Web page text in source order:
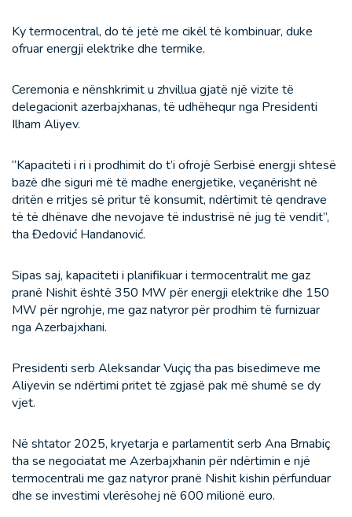
Ky termocentral, do të jetë me cikël të kombinuar, duke
ofruar energji elektrike dhe termike.
Ceremonia e nënshkrimit u zhvillua gjatë një vizite të
delegacionit azerbajxhanas, të udhëhequr nga Presidenti
Ilham Aliyev.
“Kapaciteti i ri i prodhimit do t’i ofrojë Serbisë energji shtesë
bazë dhe siguri më të madhe energjetike, veçanërisht në
dritën e rritjes së pritur të konsumit, ndërtimit të qendrave
të të dhënave dhe nevojave të industrisë në jug të vendit”,
tha Đedović Handanović.
Sipas saj, kapaciteti i planifikuar i termocentralit me gaz
pranë Nishit është 350 MW për energji elektrike dhe 150
MW për ngrohje, me gaz natyror për prodhim të furnizuar
nga Azerbajxhani.
Presidenti serb Aleksandar Vuçiç tha pas bisedimeve me
Aliyevin se ndërtimi pritet të zgjasë pak më shumë se dy
vjet.
Në shtator 2025, kryetarja e parlamentit serb Ana Brnabiç
tha se negociatat me Azerbajxhanin për ndërtimin e një
termocentrali me gaz natyror pranë Nishit kishin përfunduar
dhe se investimi vlerësohej në 600 milionë euro.